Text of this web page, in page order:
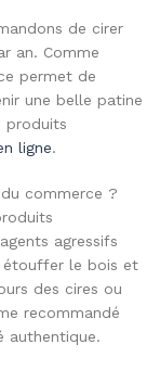
de cirer
an. Comme
permet de
une belle patine
produits
ligne.
commerce ?
agressifs
étouffer le bois et
des cires ou
recommandé
authentique.